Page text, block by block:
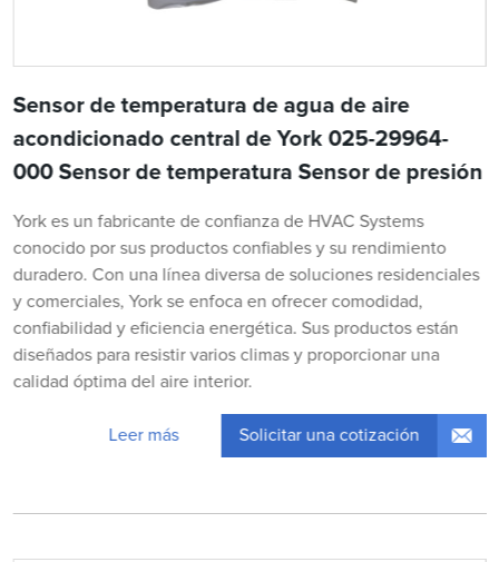
Sensor de temperatura de agua de aire
acondicionado central de York 025-29964-
000 Sensor de temperatura Sensor de presión
York es un fabricante de confianza de HVAC Systems
conocido por sus productos confiables y su rendimiento
duradero. Con una línea diversa de soluciones residenciales
y comerciales, York se enfoca en ofrecer comodidad,
confiabilidad y eficiencia energética. Sus productos están
diseñados para resistir varios climas y proporcionar una
calidad óptima del aire interior.
Leer más Solicitar una cotización